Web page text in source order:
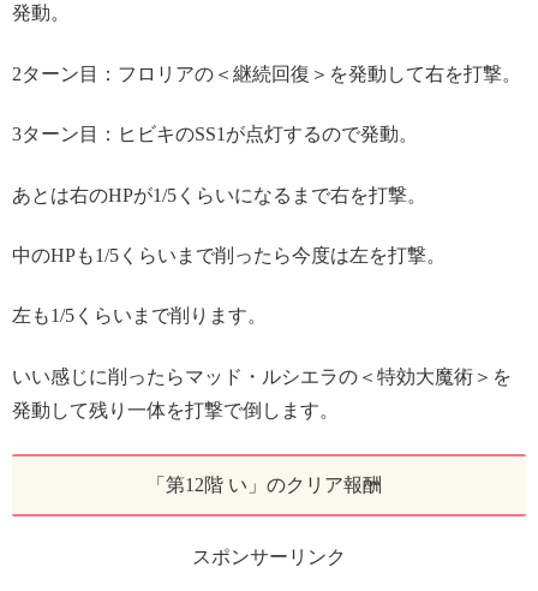
発動。
2ターン目：フロリアの＜継続回復＞を発動して右を打撃。
3ターン目：ヒビキのSS1が点灯するので発動。
あとは右のHPが1/5くらいになるまで右を打撃。
中のHPも1/5くらいまで削ったら今度は左を打撃。
左も1/5くらいまで削ります。
いい感じに削ったらマッド・ルシエラの＜特効大魔術＞を
発動して残り一体を打撃で倒します。
「第12階 い」のクリア報酬
スポンサーリンク